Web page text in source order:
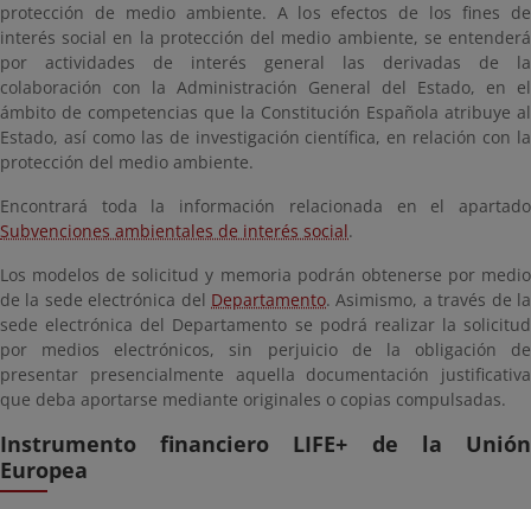
protección de medio ambiente. A los efectos de los fines de
interés social en la protección del medio ambiente, se entenderá
por actividades de interés general las derivadas de la
colaboración con la Administración General del Estado, en el
ámbito de competencias que la Constitución Española atribuye al
Estado, así como las de investigación científica, en relación con la
protección del medio ambiente.
Encontrará toda la información relacionada en el apartado
Subvenciones ambientales de interés social.
Los modelos de solicitud y memoria podrán obtenerse por medio
de la sede electrónica del Departamento. Asimismo, a través de la
sede electrónica del Departamento se podrá realizar la solicitud
por medios electrónicos, sin perjuicio de la obligación de
presentar presencialmente aquella documentación justificativa
que deba aportarse mediante originales o copias compulsadas.
Instrumento financiero LIFE+ de la Unión
Europea